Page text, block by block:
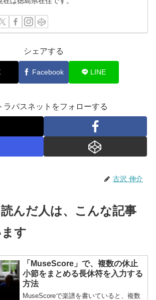
シェアする
Facebook LINE
ラバスネットをフォローする
古沢 伸介
んだ人は、こんな記事
す
「MuseScore」で、複数の休止
小節をまとめる長休符を入力する
方法
MuseScoreで楽譜を書いていると、複数